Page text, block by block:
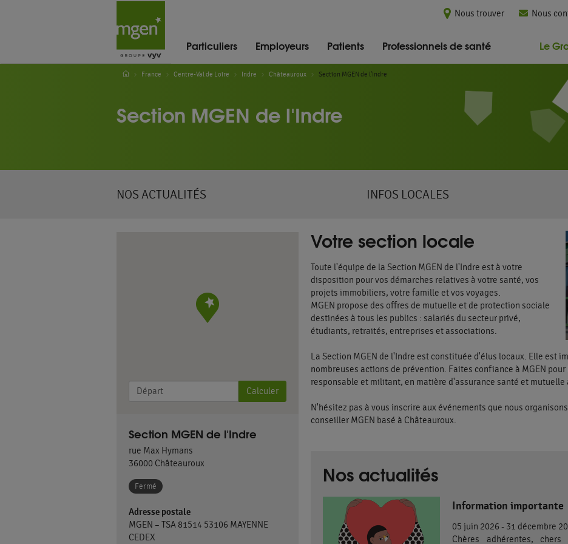
Nous trouver Nous
Particuliers Employeurs Patients Professionnels de santé Le
France Centre-Val de Loire Indre Châteauroux Section MGEN de l'Indre
Section MGEN de l'Indre
NOS ACTUALITÉS INFOS LOCALES
Calculer
Section MGEN de l'Indre
rue Max Hymans
36000 Châteauroux
Fermé
Adresse postale
MGEN – TSA 81514 53106 MAYENNE
CEDEX
Votre section locale
Toute l'équipe de la Section MGEN de l'Indre est à votre
disposition pour vos démarches relatives à votre santé, vos
projets immobiliers, votre famille et vos voyages.
MGEN propose des offres de mutuelle et de protection sociale
destinées à tous les publics : salariés du secteur privé,
étudiants, retraités, entreprises et associations.
La Section MGEN de l'Indre est constituée d'élus locaux. Elle est
nombreuses actions de prévention. Faites confiance à MGEN
responsable et militant, en matière d'assurance santé et mutuelle
N'hésitez pas à vous inscrire aux événements que nous
conseiller MGEN basé à Châteauroux.
Nos actualités
Information importante
05 juin 2026 - 31 décembre
Chères adhérentes,